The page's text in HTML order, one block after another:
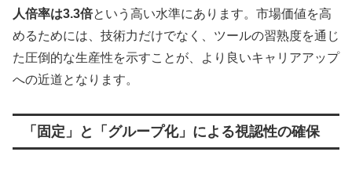
人倍率は3.3倍という高い水準にあります。市場価値を高
めるためには、技術力だけでなく、ツールの習熟度を通じ
た圧倒的な生産性を示すことが、より良いキャリアアップ
への近道となります。
「固定」と「グループ化」による視認性の確保